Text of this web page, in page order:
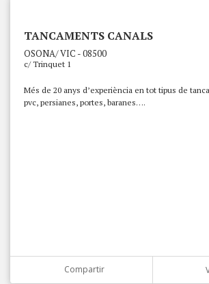
TANCAMENTS CANALS
OSONA/ VIC - 08500
c/ Trinquet 1
Més de 20 anys d’experiència en tot tipus de
pvc, persianes, portes, baranes….
Compartir